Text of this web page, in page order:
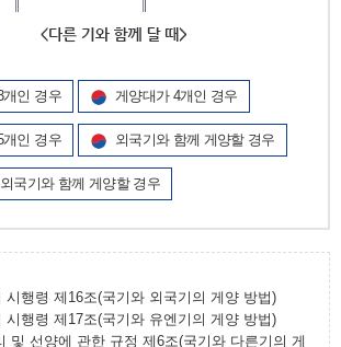
개인 경우 게양대가 4개인 경우
개인 경우 외국기와 함께 게양할 경우
국기와 함께 게양할 경우
시행령 제16조(국기와 외국기의 게양 방법)
시행령 제17조(국기와 유엔기의 게양 방법)
및 선양에 관한 규정 제6조(국기와 다른기의 게